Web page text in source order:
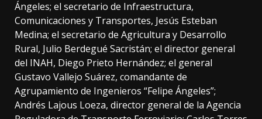
Ángeles; el secretario de Infraestructura,
Comunicaciones y Transportes, Jesús Esteban
Medina; el secretario de Agricultura y Desarrollo
Rural, Julio Berdegué Sacristán; el director general
del INAH, Diego Prieto Hernández; el general
Gustavo Vallejo Suárez, comandante de
Agrupamiento de Ingenieros “Felipe Ángeles”;
Andrés Lajous Loeza, director general de la Agencia